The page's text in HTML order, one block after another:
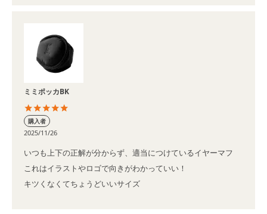
ミミポッカBK
購入者
2025/11/26
いつも上下の正解が分からず、適当につけているイヤーマフ
これはイラストやロゴで向きがわかっていい！
キツくなくてちょうどいいサイズ